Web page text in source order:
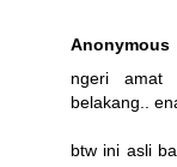
Anonymous
ngeri amat
belakang..
btw ini asli